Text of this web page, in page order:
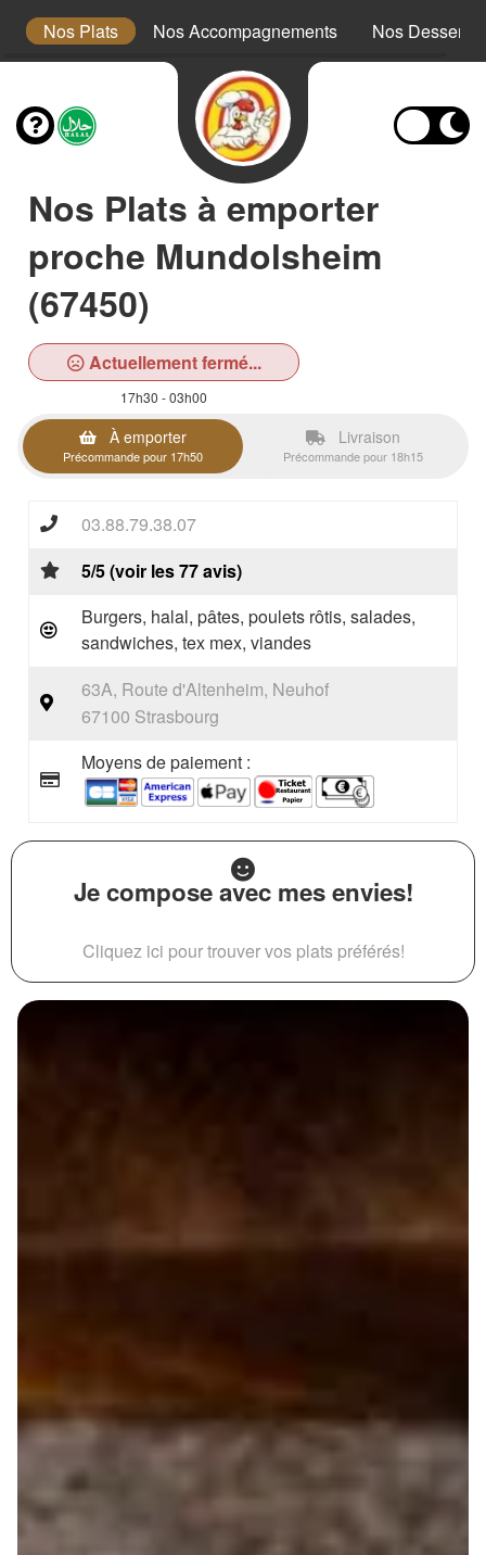
Nos Plats Nos Accompagnements Nos Desserts
Nos Plats à emporter
proche Mundolsheim
(67450)
Actuellement fermé...
17h30 - 03h00
À emporter
Précommande pour 17h50
Livraison
Précommande pour 18h15
03.88.79.38.07
5/5 (voir les 77 avis)
Burgers, halal, pâtes, poulets rôtis, salades,
sandwiches, tex mex, viandes
63A, Route d'Altenheim, Neuhof
67100 Strasbourg
Moyens de paiement :
Je compose avec mes envies!
Cliquez ici pour trouver vos plats préférés!